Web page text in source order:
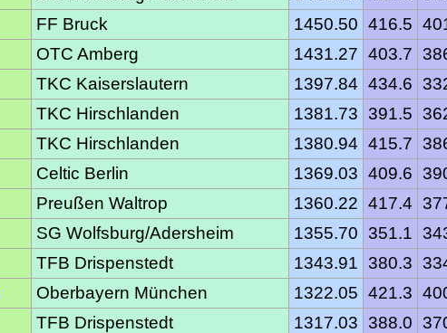
FF Bruck 1450.50 416.5
OTC Amberg 1431.27 403.7
TKC Kaiserslautern 1397.84 434.6
TKC Hirschlanden 1381.73 391.5
TKC Hirschlanden 1380.94 415.7
Celtic Berlin 1369.03 409.6
Preußen Waltrop 1360.22 417.4
SG Wolfsburg/Adersheim 1355.70 351.1
TFB Drispenstedt 1343.91 380.3
Oberbayern München 1322.05 421.3
TFB Drispenstedt 1317.03 388.0